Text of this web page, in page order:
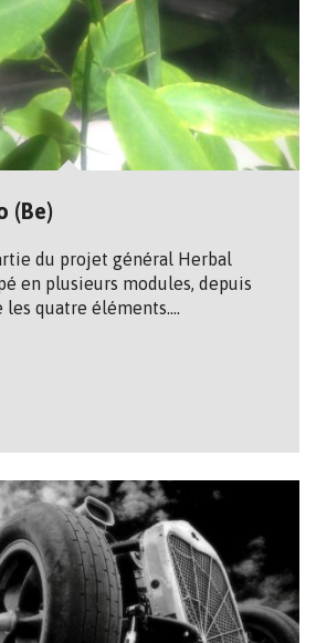
(Be)
du pro­jet géné­ral Her­bal
en plu­sieurs modules, depuis
les quatre élé­ments.…